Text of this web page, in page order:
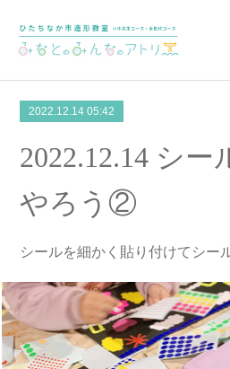
2022.12.14 05:42
2022.12.14 シー
やろう②
シールを細かく貼り付けてシー